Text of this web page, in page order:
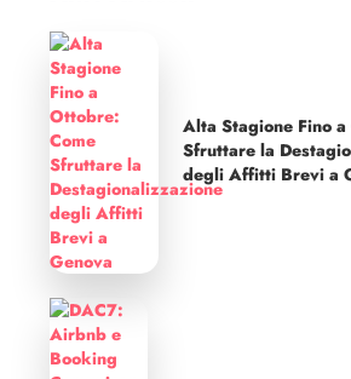
Alta Stagione Fino
Sfruttare la
degli Affitti Brevi a